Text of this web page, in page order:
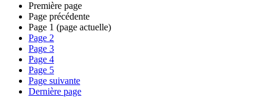
Première page
Page précédente
Page 1 (page actuelle)
Page 2
Page 3
Page 4
Page 5
Page suivante
Dernière page